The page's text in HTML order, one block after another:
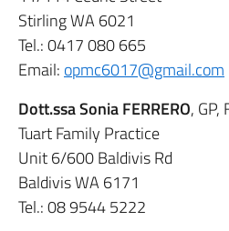
Stirling WA 6021
Tel.: 0417 080 665
Email: opmc6017@gmail.com
Dott.ssa Sonia FERRERO, GP,
Tuart Family Practice
Unit 6/600 Baldivis Rd
Baldivis WA 6171
Tel.: 08 9544 5222